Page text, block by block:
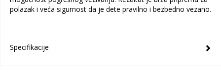
polazak i veća sigurnost da je dete pravilno i bezbedno vezano.
Specifikacije